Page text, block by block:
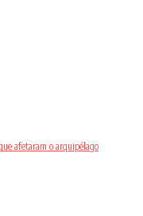
afetaram o arquipélago